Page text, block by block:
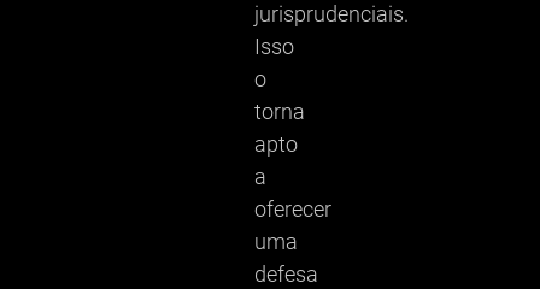
jurisprudenciais.
Isso
o
torna
apto
a
oferecer
uma
defesa